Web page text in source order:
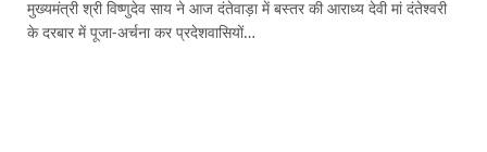
मुख्यमंत्री श्री विष्णुदेव साय ने आज दंतेवाड़ा में बस्तर की आराध्य देवी मां दंतेश्वरी
के दरबार में पूजा-अर्चना कर प्रदेशवासियों…